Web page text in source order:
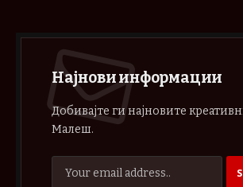
Најнови информации
Добивајте ги најновите
Малеш.